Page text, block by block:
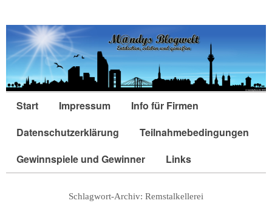
Start Impressum
Info für Firmen
Datenschutzerklärung
Teilnahmebedingungen
Gewinnspiele und Gewinner
Links
Schlagwort-Archiv: Remstalkellerei